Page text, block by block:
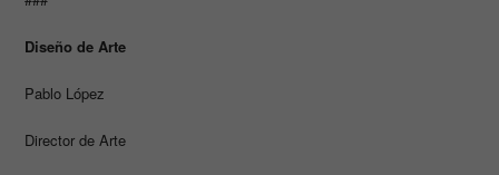
Diseño de Arte
Pablo López
Director de Arte